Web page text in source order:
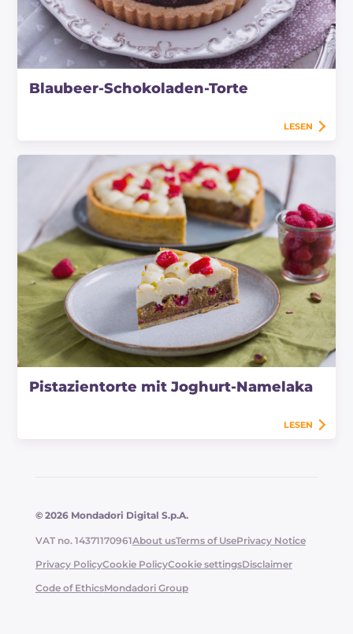
Blaubeer-Schokoladen-Torte
LESEN
Pistazientorte mit Joghurt-Namelaka
LESEN
© 2026 Mondadori Digital S.p.A.
VAT no. 14371170961About usTerms of UsePrivacy Notice
Privacy PolicyCookie PolicyCookie settingsDisclaimer
Code of EthicsMondadori Group